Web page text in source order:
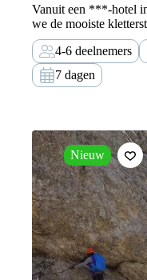
Vanuit een ***-hotel
we de mooiste
Dolomieten, de
4-6 deelnemers
7 dagen
Nieuw